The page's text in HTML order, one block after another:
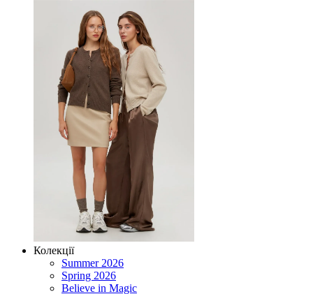
Колекції
Summer 2026
Spring 2026
Believe in Magic